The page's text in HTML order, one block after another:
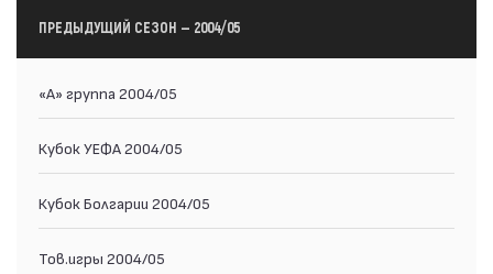
ПРЕДЫДУЩИЙ СЕЗОН — 2004/05
«А» группа 2004/05
Кубок УЕФА 2004/05
Кубок Болгарии 2004/05
Тов.игры 2004/05